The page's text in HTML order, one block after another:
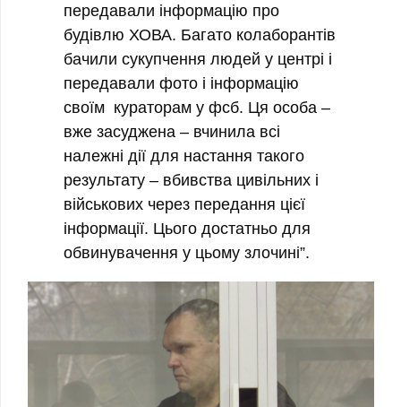
передавали інформацію про
будівлю ХОВА. Багато колаборантів
бачили сукупчення людей у центрі і
передавали фото і інформацію
своїм кураторам у фсб. Ця особа –
вже засуджена – вчинила всі
належні дії для настання такого
результату – вбивства цивільних і
військових через передання цієї
інформації. Цього достатньо для
обвинувачення у цьому злочині”.